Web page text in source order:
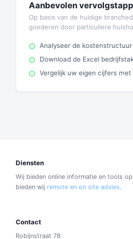
Aanbevolen
Op basis van de huidige
goederen door particuliere
Analyseer de
Download de Excel
Vergelijk uw eigen cijfers
Diensten
Wij bieden online informatie en tools
bieden wij remote en on site advies.
Contact
Robijnstraat 78